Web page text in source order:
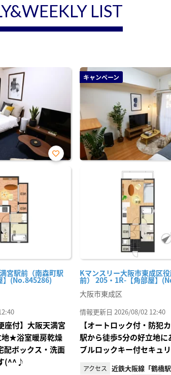
LIST
宮駅前（南森町駅
】(No.845286)
お気
座付】大阪天満宮
地★浴室暖房乾燥
配ボックス・洗面
(^^♪
キャンペーン
Kマンスリー大阪市東成区
前） 205・1R-【角部屋】
大阪市東成区
情報更新日 2026/08/02 12:40
【オートロック付・防犯
駅から徒歩5分の好立地に
ブルロックキー付セキュ
アクセス 近鉄大阪線「鶴橋